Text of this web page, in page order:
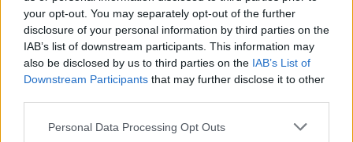
your opt-out. You may separately opt-out of the further
disclosure of your personal information by third parties on the
IAB’s list of downstream participants. This information may
also be disclosed by us to third parties on the IAB’s List of
Downstream Participants that may further disclose it to other
Please note that this website/app uses one or more Google
Personal Data Processing Opt Outs